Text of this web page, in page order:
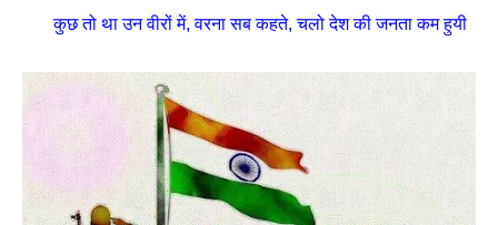
कुछ तो था उन वीरों में, वरना सब कहते, चलो देश की जनता कम हुयी